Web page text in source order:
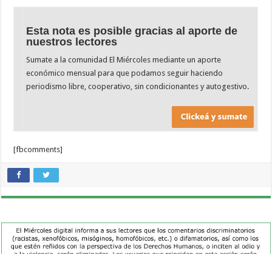
Esta nota es posible gracias al aporte de
nuestros lectores
Sumate a la comunidad El Miércoles mediante un aporte
económico mensual para que podamos seguir haciendo
periodismo libre, cooperativo, sin condicionantes y autogestivo.
[fbcomments]